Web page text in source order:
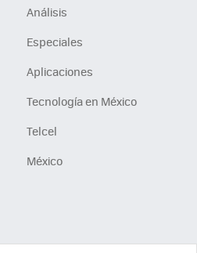
Análisis
Especiales
Aplicaciones
Tecnología en México
Telcel
México